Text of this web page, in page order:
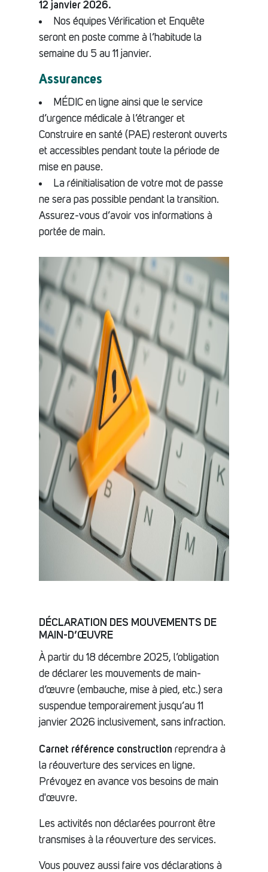
12 janvier 2026.
Nos équipes Vérification et Enquête
seront en poste comme à l’habitude la
semaine du 5 au 11 janvier.
Assurances
MÉDIC en ligne ainsi que le service
d’urgence médicale à l’étranger et
Construire en santé (PAE) resteront ouverts
et accessibles pendant toute la période de
mise en pause.
La réinitialisation de votre mot de passe
ne sera pas possible pendant la transition.
Assurez-vous d’avoir vos informations à
portée de main.
DÉCLARATION DES MOUVEMENTS DE
MAIN-D’ŒUVRE
À partir du 18 décembre 2025, l’obligation
de déclarer les mouvements de main-
d’œuvre (embauche, mise à pied, etc.) sera
suspendue temporairement jusqu’au 11
janvier 2026 inclusivement, sans infraction.
Carnet référence construction reprendra à
la réouverture des services en ligne.
Prévoyez en avance vos besoins de main
d'œuvre.
Les activités non déclarées pourront être
transmises à la réouverture des services.
Vous pouvez aussi faire vos déclarations à